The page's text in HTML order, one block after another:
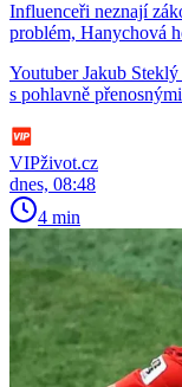
Influenceři neznají
problém, Hanychová
Youtuber Jakub
s pohlavně
VIPživot.cz
dnes, 08:48
4 min